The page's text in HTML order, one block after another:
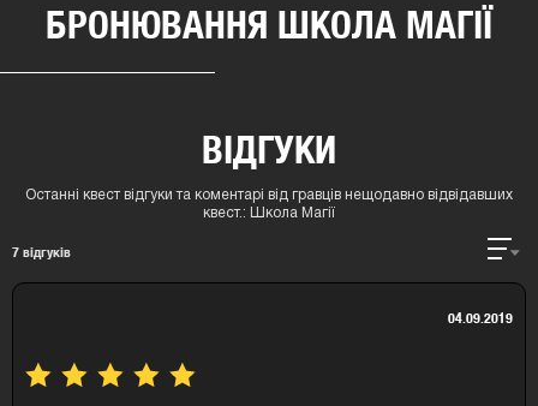
БРОНЮВАННЯ ШКОЛА МАГІЇ
ВІДГУКИ
Останні квест відгуки та коментарі від гравців нещодавно відвідавших
квест.: Школа Магії
7 відгуків
04.09.2019